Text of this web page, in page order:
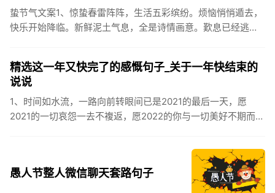
蛰节气文案1、惊蛰春雷阵阵，生活五彩缤纷。烦恼悄悄遁去，
快乐开始降临。新鲜泥土气息，全是诗情画意。歎息已经逃
精选这一年又快完了的感慨句子_关于一年快结束的
说说
1、时间如水流，一路向前转眼间已是2021的最后一天，愿
2021的一切哀怨一去不複返，愿2022的你与一切美好不期而
愚人节整人微信聊天套路句子